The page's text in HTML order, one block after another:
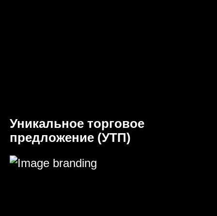
Уникальное торговое
предложение (УТП)